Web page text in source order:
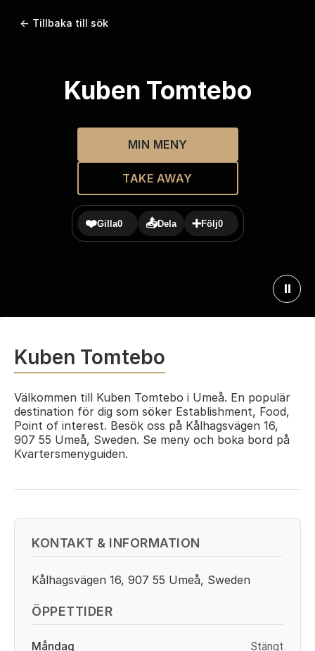
← Tillbaka till sök
Kuben Tomtebo
MIN MENY
TAKE AWAY
❤️Gilla0 📤Dela ➕Följ0
⏸
Kuben Tomtebo
Välkommen till Kuben Tomtebo i Umeå. En populär
destination för dig som söker Establishment, Food,
Point of interest. Besök oss på Kålhagsvägen 16,
907 55 Umeå, Sweden. Se meny och boka bord på
Kvartersmenyguiden.
KONTAKT & INFORMATION
Kålhagsvägen 16, 907 55 Umeå, Sweden
ÖPPETTIDER
Måndag
Stängt